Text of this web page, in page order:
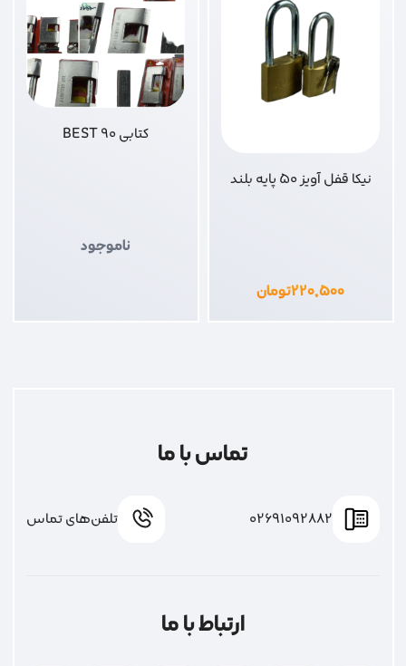
نیکا قفل آویز 50 پایه بلند
۲۲۰,۵۰۰تومان
کتابی 90 BEST
ناموجود
تماس با ما
02691092882 تلفن‌های تماس
ارتباط با ما